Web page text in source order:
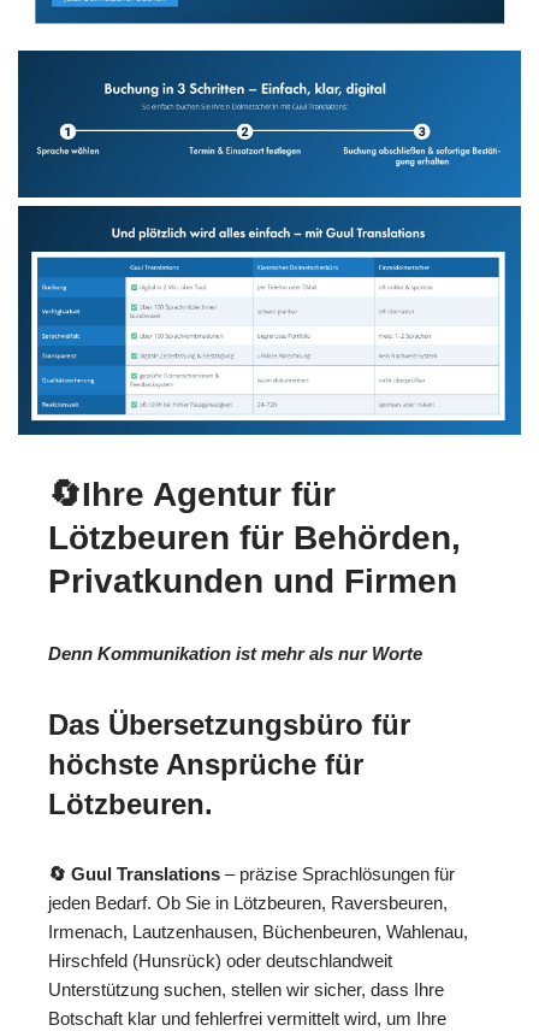
🔄Ihre Agentur für
Lötzbeuren für Behörden,
Privatkunden und Firmen
Denn Kommunikation ist mehr als nur Worte
Das Übersetzungsbüro für
höchste Ansprüche für
Lötzbeuren.
🔄 Guul Translations – präzise Sprachlösungen für
jeden Bedarf. Ob Sie in Lötzbeuren, Raversbeuren,
Irmenach, Lautzenhausen, Büchenbeuren, Wahlenau,
Hirschfeld (Hunsrück) oder deutschlandweit
Unterstützung suchen, stellen wir sicher, dass Ihre
Botschaft klar und fehlerfrei vermittelt wird, um Ihre